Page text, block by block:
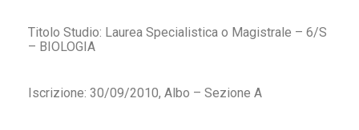
Titolo Studio: Laurea Specialistica o Magistrale – 6/S
– BIOLOGIA
Iscrizione: 30/09/2010, Albo – Sezione A